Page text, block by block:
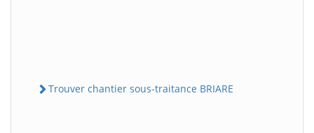
Trouver chantier sous-traitance BRIARE